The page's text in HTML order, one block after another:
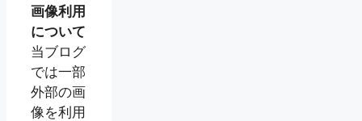
画像利用
について
当ブログ
では一部
外部の画
像を利用